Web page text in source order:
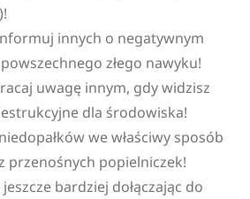
innych o negatywnym
złego nawyku!
uwagę innym, gdy widzisz
dla środowiska!
we właściwy sposób
przenośnych popielniczek!
bardziej dołączając do